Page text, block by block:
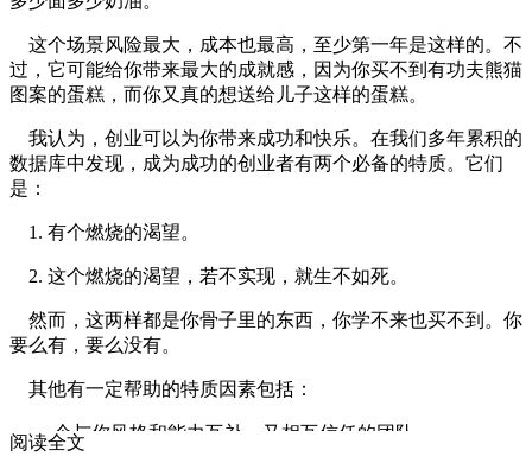
这个场景风险最大，成本也最高，至少第一年是这样的。不
过，它可能给你带来最大的成就感，因为你买不到有功夫熊猫
图案的蛋糕，而你又真的想送给儿子这样的蛋糕。
我认为，创业可以为你带来成功和快乐。在我们多年累积的
数据库中发现，成为成功的创业者有两个必备的特质。它们
是：
1. 有个燃烧的渴望。
2. 这个燃烧的渴望，若不实现，就生不如死。
然而，这两样都是你骨子里的东西，你学不来也买不到。你
要么有，要么没有。
其他有一定帮助的特质因素包括：
·一个与你风格和能力互补，又相互信任的团队。
阅读全文